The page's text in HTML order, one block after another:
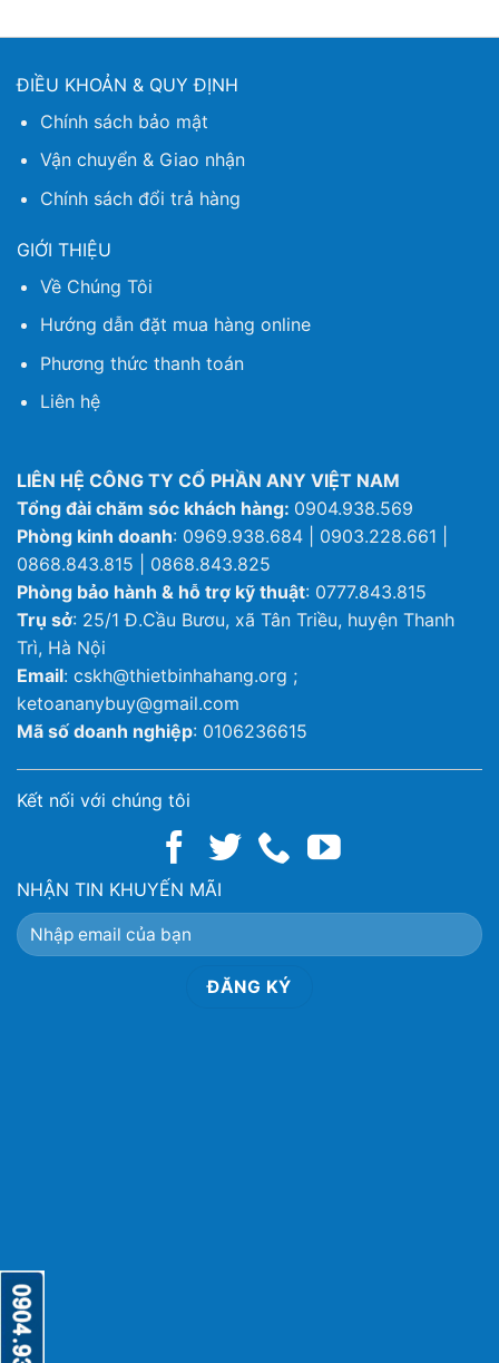
ĐIỀU KHOẢN & QUY ĐỊNH
Chính sách bảo mật
Vận chuyển & Giao nhận
Chính sách đổi trả hàng
GIỚI THIỆU
Về Chúng Tôi
Hướng dẫn đặt mua hàng online
Phương thức thanh toán
Liên hệ
LIÊN HỆ CÔNG TY CỔ PHẦN ANY VIỆT NAM
Tổng đài chăm sóc khách hàng: 0904.938.569
Phòng kinh doanh: 0969.938.684 | 0903.228.661 |
0868.843.815 | 0868.843.825
Phòng bảo hành & hỗ trợ kỹ thuật: 0777.843.815
Trụ sở: 25/1 Đ.Cầu Bươu, xã Tân Triều, huyện Thanh
Trì, Hà Nội
Email: cskh@thietbinhahang.org ;
ketoananybuy@gmail.com
Mã số doanh nghiệp: 0106236615
Kết nối với chúng tôi
NHẬN TIN KHUYẾN MÃI